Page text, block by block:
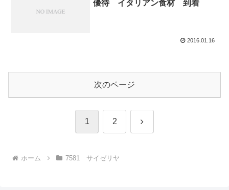
優待 イタリアン食材 到着
2016.01.16
次のページ
1 2 次
ホーム 7581 サイゼリヤ